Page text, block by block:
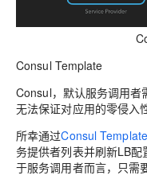
Consul Template
Consul，默认服务调用
无法保证对应用的零侵入性
所幸通过Consul Template
务提供者列表并刷新LB
于服务调用者而言，只需